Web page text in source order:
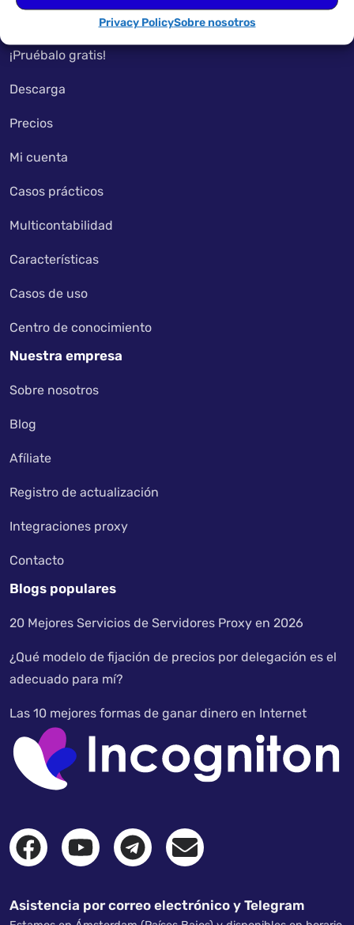
Privacy PolicySobre nosotros
Acceso rápido
¡Pruébalo gratis!
Descarga
Precios
Mi cuenta
Casos prácticos
Multicontabilidad
Características
Casos de uso
Centro de conocimiento
Nuestra empresa
Sobre nosotros
Blog
Afíliate
Registro de actualización
Integraciones proxy
Contacto
Blogs populares
20 Mejores Servicios de Servidores Proxy en 2026
¿Qué modelo de fijación de precios por delegación es el
adecuado para mí?
Las 10 mejores formas de ganar dinero en Internet
Asistencia por correo electrónico y Telegram